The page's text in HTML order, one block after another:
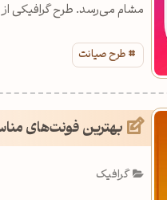
مشام می‌رسد. طرح گرافیکی از
طرح صیانت
بهترین فونت‌های
گرافیک